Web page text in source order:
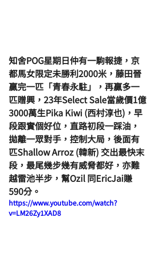
知舍POG星期日仲有一駒報捷，京
都馬女限定未勝利2000米，藤田晉
贏完一匹「青春永駐」，再贏多一
匹贈興，23年Select Sale當歲價1億
3000萬生Pika Kiwi (西村淳也)，早
段跟實個好位，直路初段一踩油，
拋離一眾對手，控制大局，後面有
匹Shallow Arroz (韓新) 交出最快末
段，最尾幾步幾有威脅都好，亦難
越雷池半步，幫Ozil 同EricJai賺
590分。
https://www.youtube.com/watch?
v=LM26Zy1XAD8